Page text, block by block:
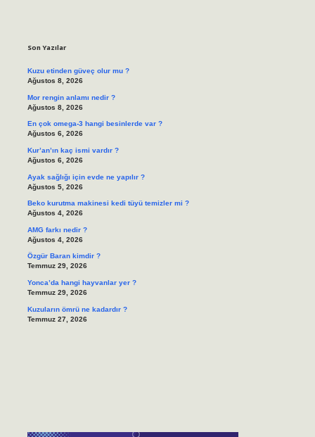
Son Yazılar
Kuzu etinden güveç olur mu ?
Ağustos 8, 2026
Mor rengin anlamı nedir ?
Ağustos 8, 2026
En çok omega-3 hangi besinlerde var ?
Ağustos 6, 2026
Kur’an’ın kaç ismi vardır ?
Ağustos 6, 2026
Ayak sağlığı için evde ne yapılır ?
Ağustos 5, 2026
Beko kurutma makinesi kedi tüyü temizler mi ?
Ağustos 4, 2026
AMG farkı nedir ?
Ağustos 4, 2026
Özgür Baran kimdir ?
Temmuz 29, 2026
Yonca’da hangi hayvanlar yer ?
Temmuz 29, 2026
Kuzuların ömrü ne kadardır ?
Temmuz 27, 2026